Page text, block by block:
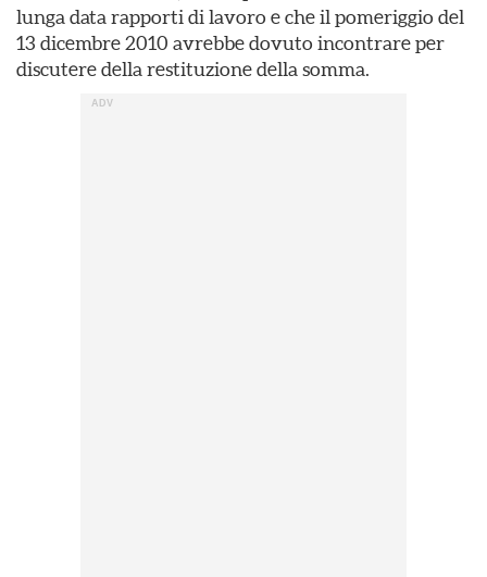
lunga data rapporti di lavoro e che il pomeriggio del
13 dicembre 2010 avrebbe dovuto incontrare per
discutere della restituzione della somma.